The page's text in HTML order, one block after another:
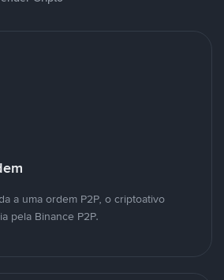
a uma ordem P2P, o criptoativo
pela Binance P2P.